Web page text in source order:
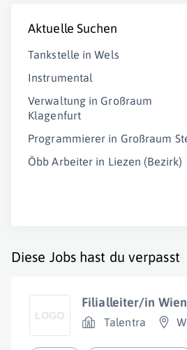
Aktuelle Suchen
Tankstelle in Wels
Instrumental
Verwaltung in Großraum
Klagenfurt
Programmierer in Großraum
Öbb Arbeiter in Liezen (Bezirk)
Diese Jobs hast du verpasst
Filialleiter/in
Talentra